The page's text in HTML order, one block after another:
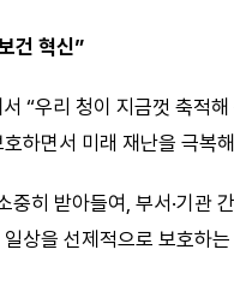
건 혁신”
“우리 청이 지금껏 축적
하면서 미래 재난을 극복
중히 받아들여, 부서·기관
상을 선제적으로 보호하